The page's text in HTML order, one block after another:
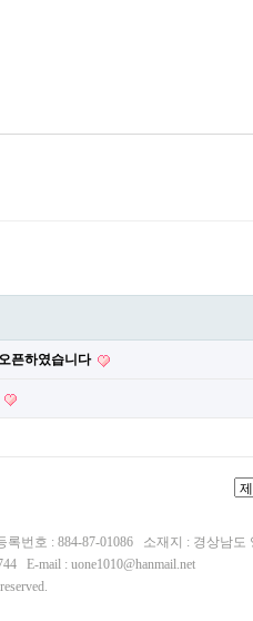
픈하였습니다
번호 : 884-87-01086 소재지 : 경상남도
E-mail : uone1010@hanmail.net